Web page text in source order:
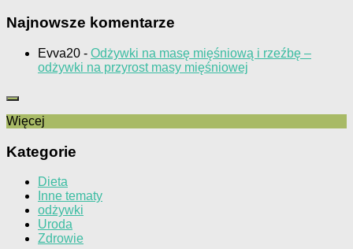
Najnowsze komentarze
Evva20 - Odżywki na masę mięśniową i rzeźbę –
odżywki na przyrost masy mięśniowej
Więcej
Kategorie
Dieta
Inne tematy
odżywki
Uroda
Zdrowie